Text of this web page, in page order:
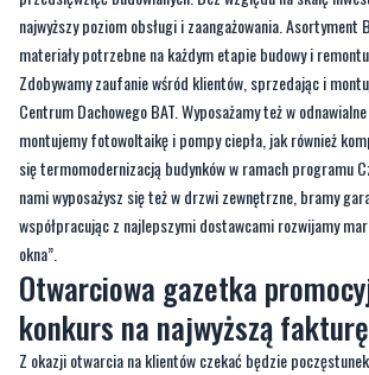
najwyższy poziom obsługi i zaangażowania. Asortyment
materiały potrzebne na każdym etapie budowy i
Zdobywamy zaufanie wśród klientów, sprzedając i
Centrum Dachowego BAT. Wyposażamy też w
montujemy fotowoltaikę i pompy ciepła, jak również
się termomodernizacją budynków w ramach programu
nami wyposażysz się też w drzwi zewnętrzne, bramy
współpracując z najlepszymi dostawcami rozwijamy
okna”.
Otwarciowa gazetka
konkurs na najwyższą fakturę
Z okazji otwarcia na klientów czekać będzie